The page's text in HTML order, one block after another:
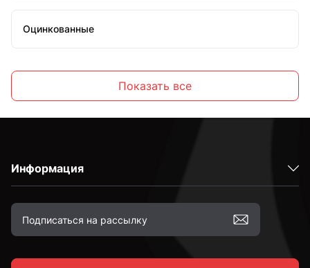
Оцинкованные
Высокопрочные
С полной резьбой
Показать все
Информация